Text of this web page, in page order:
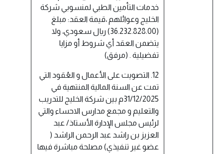
خدمات التأمين الطبي لمنسوبي شركة
الخليج وعوائلهم ،قيمة العقد: مبلغ
(36.232.828.00) ريال سعودي، ولا
يتضمن العقد أي شروط أو مزايا
تفضيلية . (مرفق)
12. التصويت على الأعمال و العُقود التي
تمت عن السنة المالية المنتهية في
31/12/2025م بين شركة الخليج للتدريب
والتعليم و مجمع مدارس الاحساء والتي
لرئيس مجلس الإدارة الأستاذ/ عبد
العزيز بن راشد عبد الرحمن الراشد (
عضو غير تنفيذي) مصلحة مباشرة فيها